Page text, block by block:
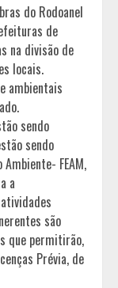
do Rodoanel
de
na divisão de
locais.
ambientais
sendo
sendo
FEAM,
a
são
que permitirão,
Prévia, de